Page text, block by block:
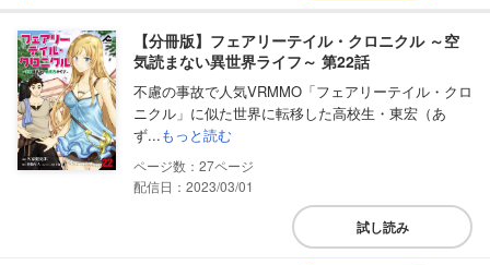
【分冊版】フェアリーテイル・クロニクル ～空
気読まない異世界ライフ～ 第22話
不慮の事故で人気VRMMO「フェアリーテイル・クロ
ニクル」に似た世界に転移した高校生・東宏（あ
ず...もっと読む
27
配信日：2023/03/01
試し読み